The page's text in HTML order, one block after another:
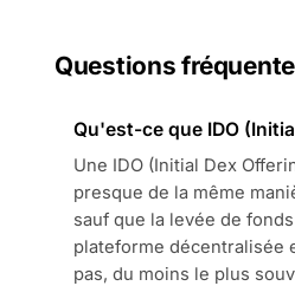
Questions
Qu'est-ce que IDO
Une IDO (Initial Dex
presque de la même
sauf que la levée de
plateforme décentralisée
pas, du moins le plus